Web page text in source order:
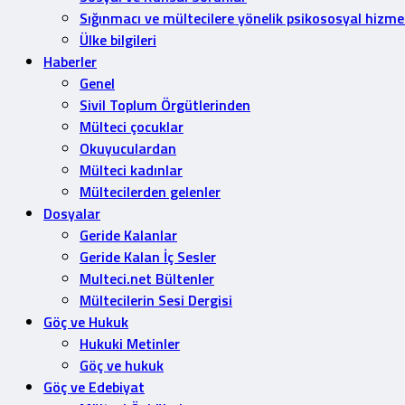
Sığınmacı ve mültecilere yönelik psikososyal
Ülke bilgileri
Haberler
Genel
Sivil Toplum Örgütlerinden
Mülteci çocuklar
Okuyuculardan
Mülteci kadınlar
Mültecilerden gelenler
Dosyalar
Geride Kalanlar
Geride Kalan İç Sesler
Multeci.net Bültenler
Mültecilerin Sesi Dergisi
Göç ve Hukuk
Hukuki Metinler
Göç ve hukuk
Göç ve Edebiyat